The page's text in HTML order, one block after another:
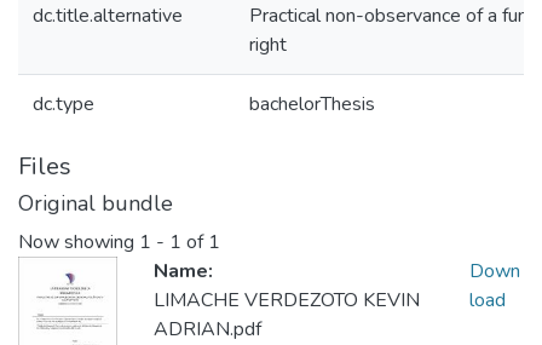
dc.title.alternative
Practical non-observance of a
right
dc.type bachelorThesis
Files
Original bundle
Now showing 1 - 1 of 1
Name:
LIMACHE VERDEZOTO KEVIN
ADRIAN.pdf
Down
load